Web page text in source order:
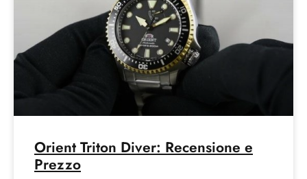
Orient Triton Diver: Recensione e
Prezzo